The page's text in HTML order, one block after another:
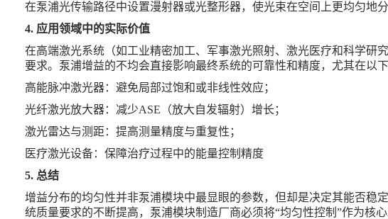
在泵浦光传输路径中设置漫射器或光整形器，使光束在空间上更均匀地分
4. 应用领域中的实际价值
在高端激光系统（如工业精密加工、军事激光照射、激光医疗和科学研
要求。泵浦增益的不均会直接影响最终系统的可靠性和精度，尤其在以下
高能脉冲激光器：避免局部过饱和或非线性效应；
光纤激光放大器：减少ASE （放大自发辐射）增长；
激光雷达与测距：提高测量精度与重复性；
医疗激光设备：保障治疗过程中的能量控制精度
5. 总结
增益分布的均匀性并非泵浦模块中最显眼的参数，但却是决定其能否稳
统质量要求的不断提高，泵浦模块制造厂商必须将“均匀性控制”作为核